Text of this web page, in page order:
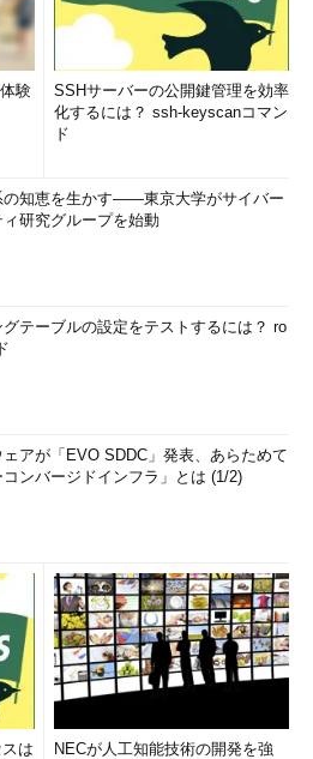
験
SSHサーバーの公開鍵管理を効率
化するには？ ssh-keyscanコマン
ド
の知恵を生かす――東京大学がサイバー
ィ研究グループを始動
グテーブルの設定をテストするには？ ro
アが「EVO SDDC」発表、あらためて
コンバージドインフラ」とは (1/2)
は
NECが人工知能技術の開発を強